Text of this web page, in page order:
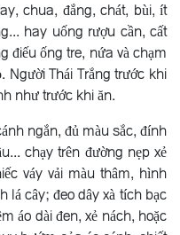
chua, đắng, chát, bùi, ít
hay uống rượu cần, cất
điếu ống tre, nứa và chạm
Thái Trắng trước khi
như trước khi ăn.
ngắn, đủ màu sắc, đính
chạy trên đường nẹp xẻ
váy vải màu thâm, hình
lá cây; đeo dây xà tích bạc
áo dài đen, xẻ nách, hoặc